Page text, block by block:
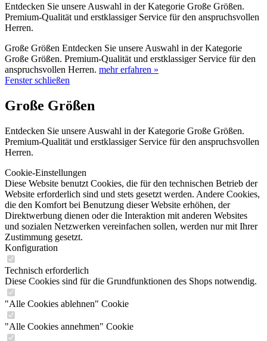
Entdecken Sie unsere Auswahl in der Kategorie Große Größen.
Premium-Qualität und erstklassiger Service für den anspruchsvollen
Herren.
Große Größen Entdecken Sie unsere Auswahl in der Kategorie
Große Größen. Premium-Qualität und erstklassiger Service für den
anspruchsvollen Herren. mehr erfahren »
Fenster schließen
Große Größen
Entdecken Sie unsere Auswahl in der Kategorie Große Größen.
Premium-Qualität und erstklassiger Service für den anspruchsvollen
Herren.
Cookie-Einstellungen
Diese Website benutzt Cookies, die für den technischen Betrieb der
Website erforderlich sind und stets gesetzt werden. Andere Cookies,
die den Komfort bei Benutzung dieser Website erhöhen, der
Direktwerbung dienen oder die Interaktion mit anderen Websites
und sozialen Netzwerken vereinfachen sollen, werden nur mit Ihrer
Zustimmung gesetzt.
Konfiguration
Technisch erforderlich
Diese Cookies sind für die Grundfunktionen des Shops notwendig.
"Alle Cookies ablehnen" Cookie
"Alle Cookies annehmen" Cookie